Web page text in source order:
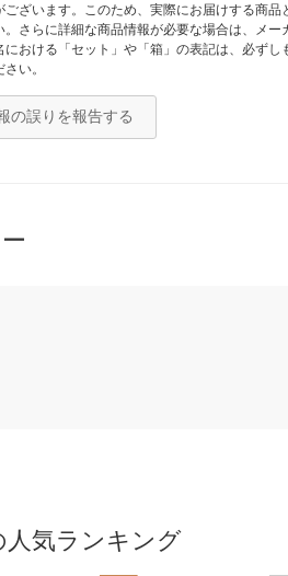
ございます。このため、実際にお届けする商
。さらに詳細な商品情報が必要な場合は、メー
における「セット」や「箱」の表記は、必ず
い。
の誤りを報告する
気ランキング